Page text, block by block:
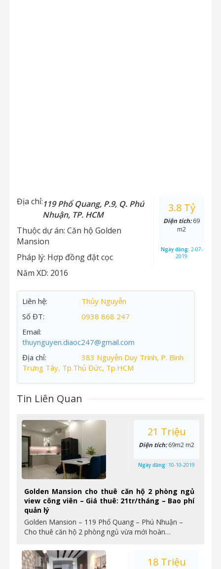
Địa chỉ:119 Phổ Quang, P.9, Q. Phú
Nhuận, TP. HCM
Thuộc dự án: Căn hộ Golden
Mansion
Pháp lý: Hợp đồng đặt cọc
Năm XD: 2016
3.8 Tỷ
Diện tích:69
m2
Ngày đăng: 2-07-
2019
Liên hệ:
Thủy Nguyễn
Số ĐT:
0938 868 247
Email:
thuynguyen.diaoc247@gmail.com
Địa chỉ:
383 Nguyễn Duy Trinh, P. Bình
Trưng Tây, Tp.Thủ Đức, Tp.HCM
Tin Liên Quan
Golden Mansion cho thuê căn hộ 2 phòng ngủ
view công viên – Giá thuê: 21tr/tháng – Bao phí
quản lý
Golden Mansion – 119 Phổ Quang – Phú Nhuận –
Cho thuê căn hộ 2 phòng ngủ vừa mới hoàn…
21 Triệu
Diện tích:69m2 m2
Ngày đăng: 10-10-2019
18 Triệu